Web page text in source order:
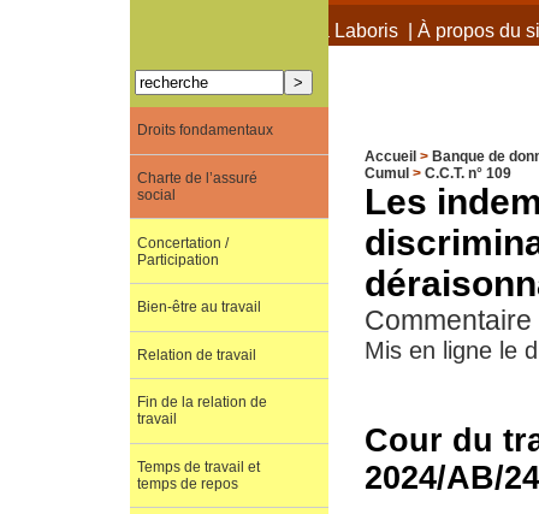
À propos de Terra Laboris| À propos du
Accueil > Banque de
Cumul > C.C.T. n° 109
Les
Mis en ligne le
Cour du
2024/AB/
Droits fondamentaux
Charte de l’assuré
social
Concertation /
Participation
Bien-être au travail
Relation de travail
Fin de la relation de
travail
Temps de travail et
temps de repos